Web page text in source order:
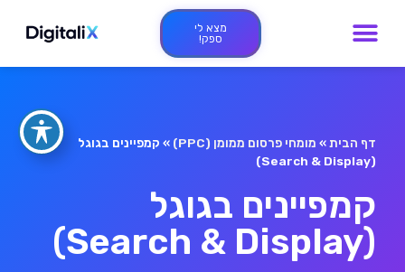
מצא לי
ספק!
דף הבית» מומחי פרסום ממומן (PPC) » קמפיינים בגוגל
(Search & Display)
קמפיינים בגוגל
(Search & Display)